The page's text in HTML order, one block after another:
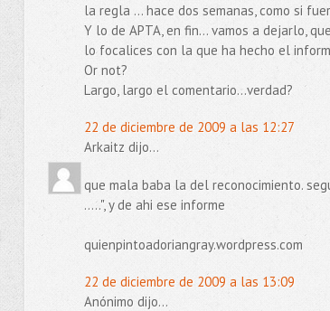
la regla ... hace dos semanas, como si
Y lo de APTA, en fin... vamos a dejarlo,
lo focalices con la que ha hecho el
Or not?
Largo, largo el comentario...verdad?
22 de diciembre de 2009 a las 12:27
Arkaitz dijo...
que mala baba la del reconocimiento.
.....", y de ahi ese informe
quienpintoadoriangray.wordpress.com
22 de diciembre de 2009 a las 13:09
Anónimo dijo...